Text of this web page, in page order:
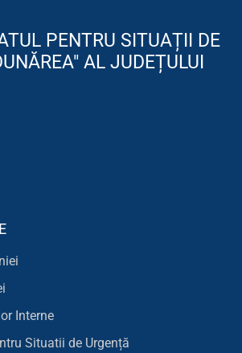
PENTRU SITUAȚII DE
AL JUDEȚULUI
Interne
Situatii de Urgență